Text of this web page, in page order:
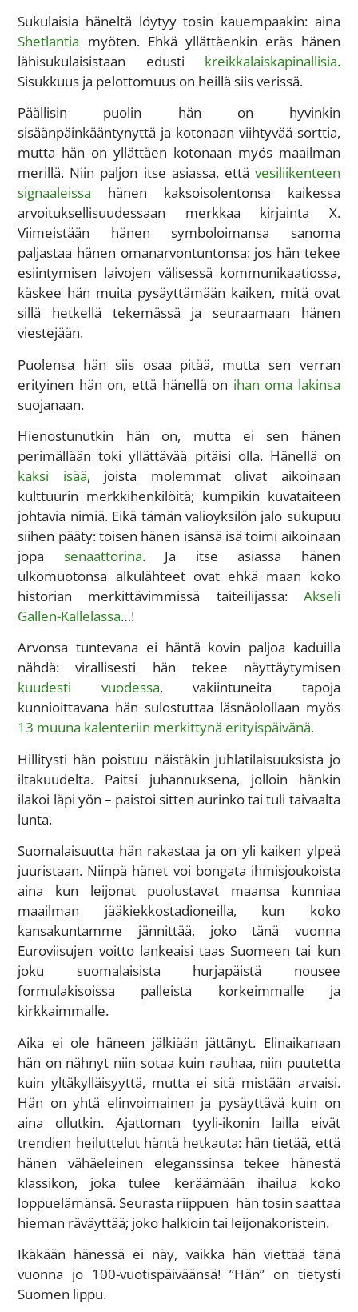
Sukulaisia häneltä löytyy tosin kauempaakin: aina
Shetlantia myöten. Ehkä yllättäenkin eräs hänen
lähisukulaisistaan edusti kreikkalaiskapinallisia.
Sisukkuus ja pelottomuus on heillä siis verissä.
Päällisin puolin hän on hyvinkin
sisäänpäinkääntynyttä ja kotonaan viihtyvää sorttia,
mutta hän on yllättäen kotonaan myös maailman
merillä. Niin paljon itse asiassa, että vesiliikenteen
signaaleissa hänen kaksoisolentonsa kaikessa
arvoituksellisuudessaan merkkaa kirjainta X.
Viimeistään hänen symboloimansa sanoma
paljastaa hänen omanarvontuntonsa: jos hän tekee
esiintymisen laivojen välisessä kommunikaatiossa,
käskee hän muita pysäyttämään kaiken, mitä ovat
sillä hetkellä tekemässä ja seuraamaan hänen
viestejään.
Puolensa hän siis osaa pitää, mutta sen verran
erityinen hän on, että hänellä on ihan oma lakinsa
suojanaan.
Hienostunutkin hän on, mutta ei sen hänen
perimällään toki yllättävää pitäisi olla. Hänellä on
kaksi isää, joista molemmat olivat aikoinaan
kulttuurin merkkihenkilöitä; kumpikin kuvataiteen
johtavia nimiä. Eikä tämän valioyksilön jalo sukupuu
siihen pääty: toisen hänen isänsä isä toimi aikoinaan
jopa senaattorina. Ja itse asiassa hänen
ulkomuotonsa alkulähteet ovat ehkä maan koko
historian merkittävimmissä taiteilijassa: Akseli
Gallen-Kallelassa…!
Arvonsa tuntevana ei häntä kovin paljoa kaduilla
nähdä: virallisesti hän tekee näyttäytymisen
kuudesti vuodessa, vakiintuneita tapoja
kunnioittavana hän sulostuttaa läsnäolollaan myös
13 muuna kalenteriin merkittynä erityispäivänä.
Hillitysti hän poistuu näistäkin juhlatilaisuuksista jo
iltakuudelta. Paitsi juhannuksena, jolloin hänkin
ilakoi läpi yön – paistoi sitten aurinko tai tuli taivaalta
lunta.
Suomalaisuutta hän rakastaa ja on yli kaiken ylpeä
juuristaan. Niinpä hänet voi bongata ihmisjoukoista
aina kun leijonat puolustavat maansa kunniaa
maailman jääkiekkostadioneilla, kun koko
kansakuntamme jännittää, joko tänä vuonna
Euroviisujen voitto lankeaisi taas Suomeen tai kun
joku suomalaisista hurjapäistä nousee
formulakisoissa palleista korkeimmalle ja
kirkkaimmalle.
Aika ei ole häneen jälkiään jättänyt. Elinaikanaan
hän on nähnyt niin sotaa kuin rauhaa, niin puutetta
kuin yltäkylläisyyttä, mutta ei sitä mistään arvaisi.
Hän on yhtä elinvoimainen ja pysäyttävä kuin on
aina ollutkin. Ajattoman tyyli-ikonin lailla eivät
trendien heiluttelut häntä hetkauta: hän tietää, että
hänen vähäeleinen eleganssinsa tekee hänestä
klassikon, joka tulee keräämään ihailua koko
loppuelämänsä. Seurasta riippuen hän tosin saattaa
hieman räväyttää; joko halkioin tai leijonakoristein.
Ikäkään hänessä ei näy, vaikka hän viettää tänä
vuonna jo 100-vuotispäiväänsä! ”Hän” on tietysti
Suomen lippu.